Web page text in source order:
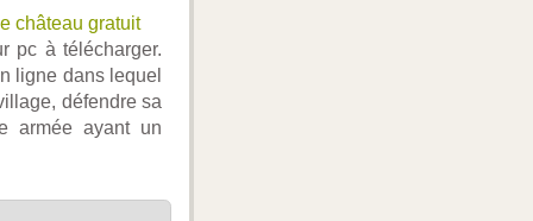
château gratuit
pc à télécharger.
ligne dans lequel
défendre sa
armée ayant un